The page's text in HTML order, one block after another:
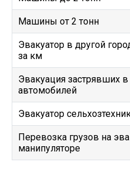
Машины от 2 тонн
Эвакуатор в другой
за км
Эвакуация застрявших в
автомобилей
Эвакуатор
Перевозка грузов на
манипуляторе